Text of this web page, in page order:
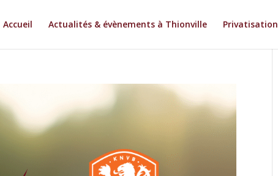
Accueil Actualités & évènements à Thionville Privatisation